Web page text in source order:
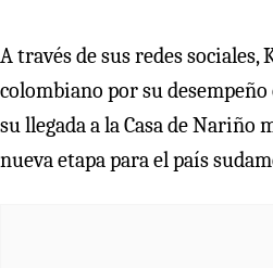
A través de sus redes
colombiano por su
su llegada a la Casa de Nariño
nueva etapa para el país